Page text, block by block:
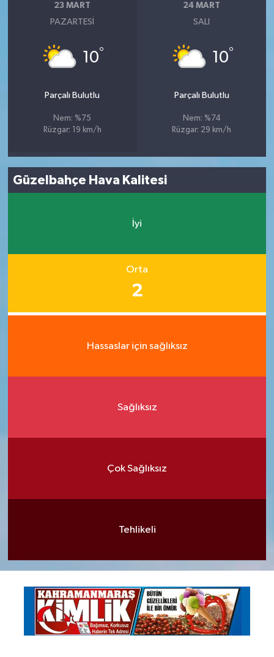
23 MART
PAZARTESI
10°
Parçalı Bulutlu
Nem: %75
Rüzgar: 19 km/h
24 MART
SALI
10°
Parçalı Bulutlu
Nem: %74
Rüzgar: 29 km/h
Güzelbahçe Hava Kalitesi
İyi
Orta
2
Hassaslar için sağlıksız
Sağlıksız
Çok Sağlıksız
Tehlikeli